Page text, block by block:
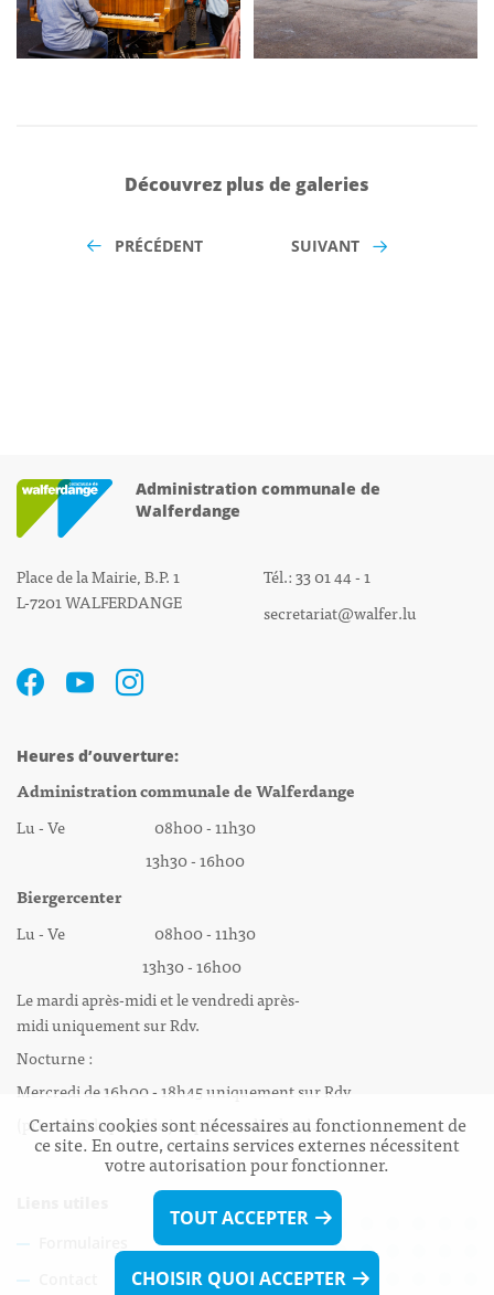
Découvrez plus de galeries
PRÉCÉDENT SUIVANT
Administration communale de
Walferdange
Place de la Mairie, B.P. 1
L-7201 WALFERDANGE
Tél.: 33 01 44 - 1
secretariat@walfer.lu
Heures d’ouverture:
Administration communale de Walferdange
Lu - Ve 08h00 - 11h30
13h30 - 16h00
Biergercenter
Lu - Ve 08h00 - 11h30
13h30 - 16h00
Le mardi après-midi et le vendredi après-
midi uniquement sur Rdv.
Nocturne :
Mercredi de 16h00 - 18h45 uniquement sur Rdv
(prise de Rdv possible jusqu'à mardi 11h30).
Certains cookies sont nécessaires au fonctionnement de
ce site. En outre, certains services externes nécessitent
votre autorisation pour fonctionner.
TOUT ACCEPTER
CHOISIR QUOI ACCEPTER